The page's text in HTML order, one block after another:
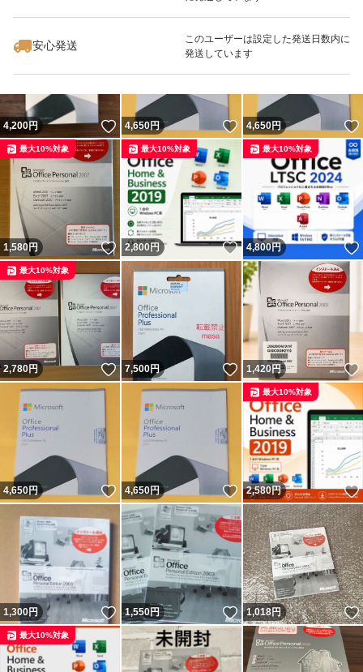
安心発送
このユーザーは設定した発送日数内に
発送しています
いいね！
3,900
4,200円 いいね！
4,650円 いいね！
4,650円
1,580円 いいね！
最大10%対象
2,800円 いいね！
最大10%対象
4,800円
最大10%対象
2,780円 いいね！
最大10%対象
7,500円 いいね！
1,420円
4,650円 いいね！
4,650円 いいね！
2,580円
最大10%対象
1,300円 いいね！
1,550円 いいね！
1,018円
最大10%対象